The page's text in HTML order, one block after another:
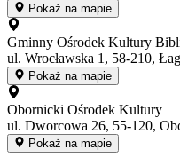
Pokaż na mapie
Gminny Ośrodek Kultury
ul. Wrocławska 1, 58-210,
Pokaż na mapie
Obornicki Ośrodek Kultury
ul. Dworcowa 26, 55-120,
Pokaż na mapie